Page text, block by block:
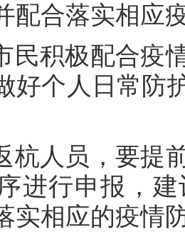
配合落实相应
民积极配合疫
好个人日常防
杭人员，要提
进行申报，
实相应的疫情